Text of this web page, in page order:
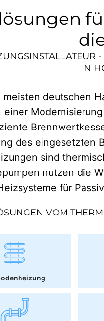
IN
meisten deutschen
einer
des eingesetzten
sind
nutzen die
für
VOM